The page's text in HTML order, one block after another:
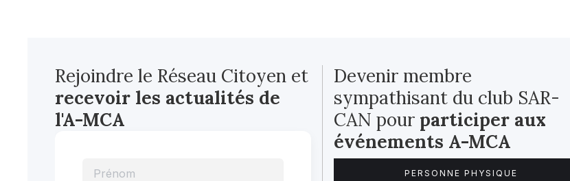
Rejoindre le Réseau Citoyen et
recevoir les actualités de
l'A-MCA
Devenir membre
sympathisant du club SAR-
CAN pour participer aux
événements A-MCA
PERSONNE PHYSIQUE